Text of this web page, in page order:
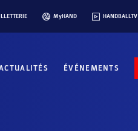
MyHAND HANDBALLTV
ÉVÉNEMENTS